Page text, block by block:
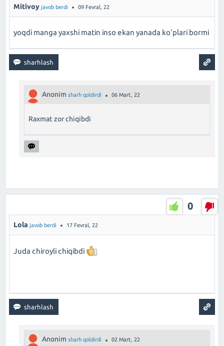
Mitivoy javob berdi 09 Fevral, 22
yoqdi manga yaxshi matin inso ekan yanada ko'plari bormi
Anonim sharh qoldirdi 06 Mart, 22
Raxmat zor chiqibdi
0
Lola javob berdi 17 Fevral, 22
Juda chiroyli chiqibdi
Anonim sharh qoldirdi 02 Mart, 22